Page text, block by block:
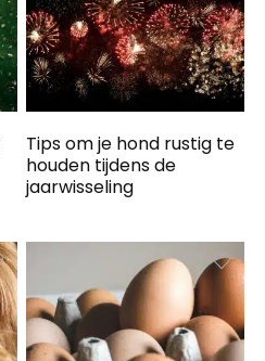
Tips om je hond rustig te
houden tijdens de
jaarwisseling